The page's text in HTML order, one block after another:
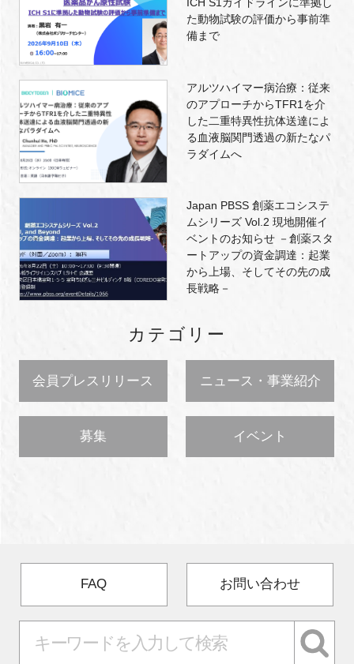
ICH S1ガイドラインに準拠し
た動物試験の評価から事前準
備まで
アルツハイマー病治療：従来
のアプローチからTFR1を介
した二重特異性抗体送達によ
る血液脳関門透過の新たなパ
ラダイムへ
Japan PBSS 創薬エコシステ
ムシリーズ Vol.2 現地開催イ
ベントのお知らせ －創薬スタ
ートアップの資金調達：起業
から上場、そしてその先の成
長戦略－
カテゴリー
会員プレスリリース ニュース・事業紹介
募集 イベント
FAQ お問い合わせ